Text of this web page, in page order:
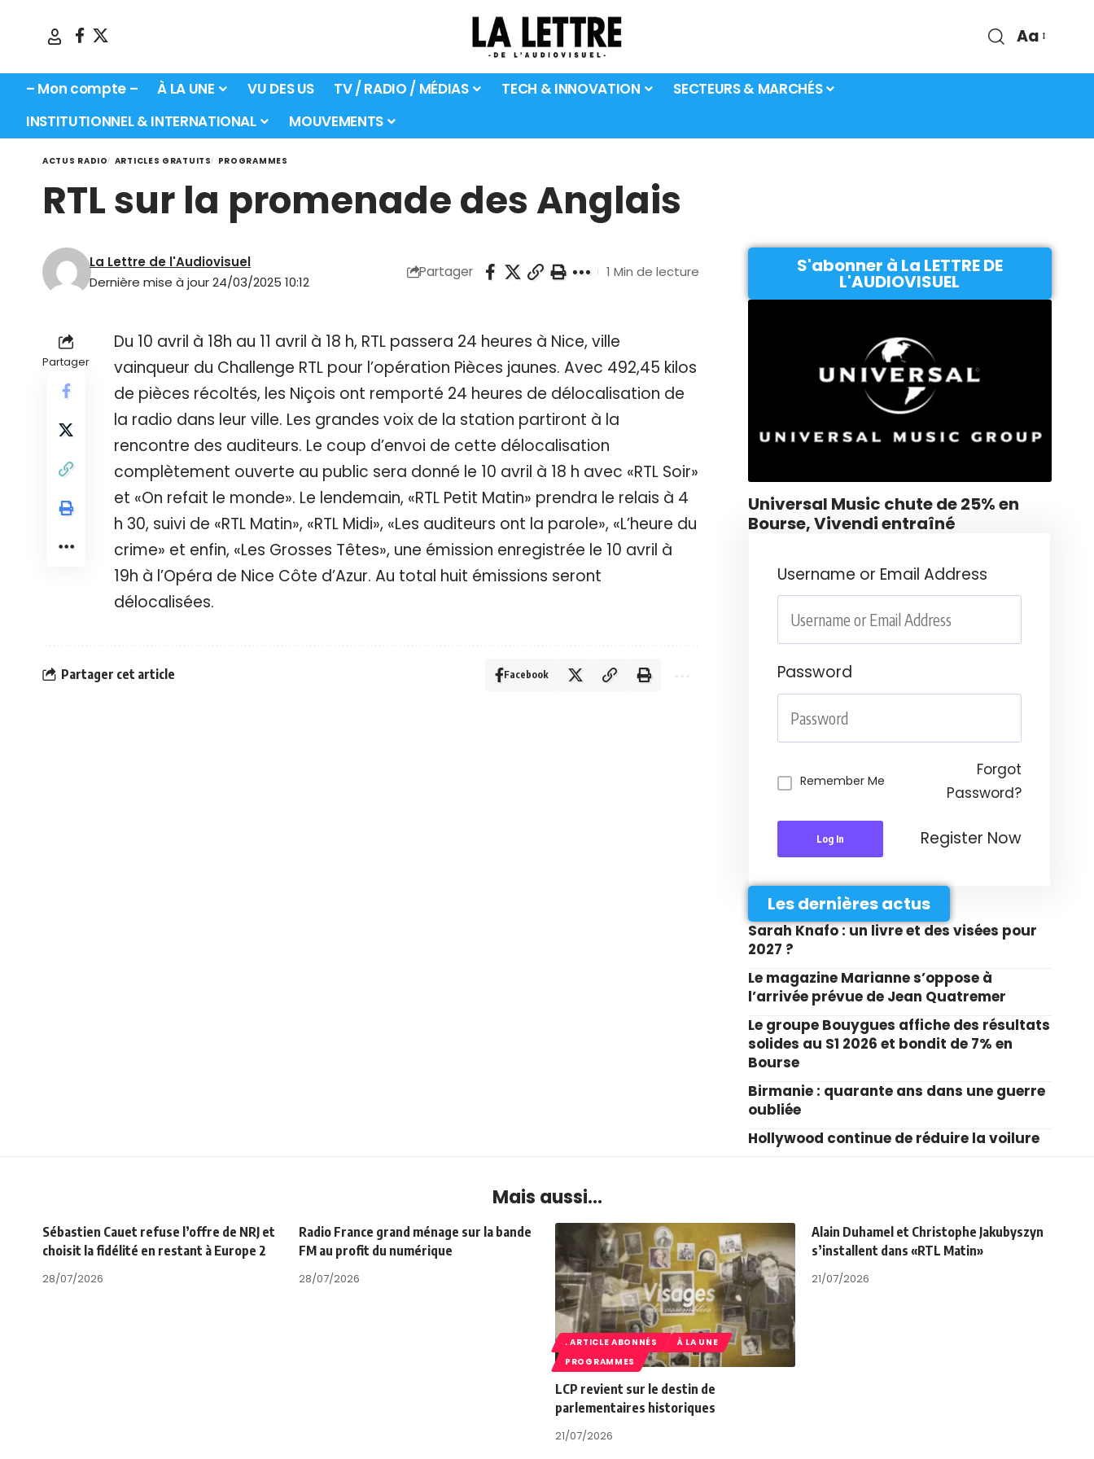
Aa
– Mon compte – À LA UNE VU DES US TV / RADIO / MÉDIAS TECH & INNOVATION
SECTEURS & MARCHÉS
INSTITUTIONNEL & INTERNATIONAL
MOUVEMENTS
ACTUS RADIO ARTICLES GRATUITS PROGRAMMES
RTL sur la promenade des Anglais
Dernière mise à jour 24/03/2025 10:12
La Lettre de l'Audiovisuel
Partager 1 Min de lecture
Partager
Du 10 avril à 18h au 11 avril à 18 h, RTL passera 24 heures à Nice, ville
vainqueur du Challenge RTL pour l’opération Pièces jaunes. Avec 492,45 kilos
de pièces récoltés, les Niçois ont remporté 24 heures de délocalisation de
la radio dans leur ville. Les grandes voix de la station partiront à la
rencontre des auditeurs. Le coup d’envoi de cette délocalisation
complètement ouverte au public sera donné le 10 avril à 18 h avec «RTL Soir»
et «On refait le monde». Le lendemain, «RTL Petit Matin» prendra le relais à 4
h 30, suivi de «RTL Matin», «RTL Midi», «Les auditeurs ont la parole», «L’heure du
crime» et enfin, «Les Grosses Têtes», une émission enregistrée le 10 avril à
19h à l’Opéra de Nice Côte d’Azur. Au total huit émissions seront
délocalisées.
Partager cet article Facebook
S'abonner à La LETTRE DE
L'AUDIOVISUEL
Universal Music chute de 25% en
Bourse, Vivendi entraîné
Username or Email Address
Password
Remember Me
Forgot
Password?
Log In Register Now
Les dernières actus
Sarah Knafo : un livre et des visées pour
2027 ?
Le magazine Marianne s’oppose à
l’arrivée prévue de Jean Quatremer
Le groupe Bouygues affiche des résultats
solides au S1 2026 et bondit de 7% en
Bourse
Birmanie : quarante ans dans une guerre
oubliée
Hollywood continue de réduire la voilure
Mais aussi...
Sébastien Cauet refuse l’offre de NRJ et
choisit la fidélité en restant à Europe 2
28/07/2026
Radio France grand ménage sur la bande
FM au profit du numérique
28/07/2026
. ARTICLE ABONNÉS
À LA UNE
PROGRAMMES
LCP revient sur le destin de
parlementaires historiques
21/07/2026
Alain Duhamel et Christophe Jakubyszyn
s’installent dans «RTL Matin»
21/07/2026